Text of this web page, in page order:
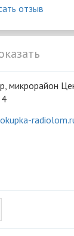
отзыв
микрорайон